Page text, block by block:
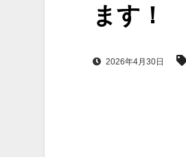
ます！
2026年4月30日